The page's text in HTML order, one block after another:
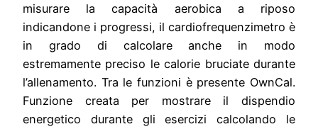
misurare la capacità aerobica a riposo
indicandone i progressi, il cardiofrequenzimetro è
in grado di calcolare anche in modo
estremamente preciso le calorie bruciate durante
l’allenamento. Tra le funzioni è presente OwnCal.
Funzione creata per mostrare il dispendio
energetico durante gli esercizi calcolando le